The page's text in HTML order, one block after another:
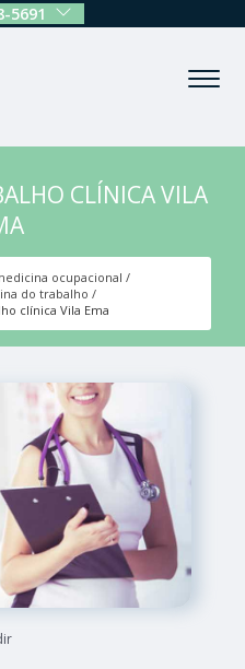
5691
CLÍNICA VILA
ocupacional
do trabalho
clínica Vila Ema